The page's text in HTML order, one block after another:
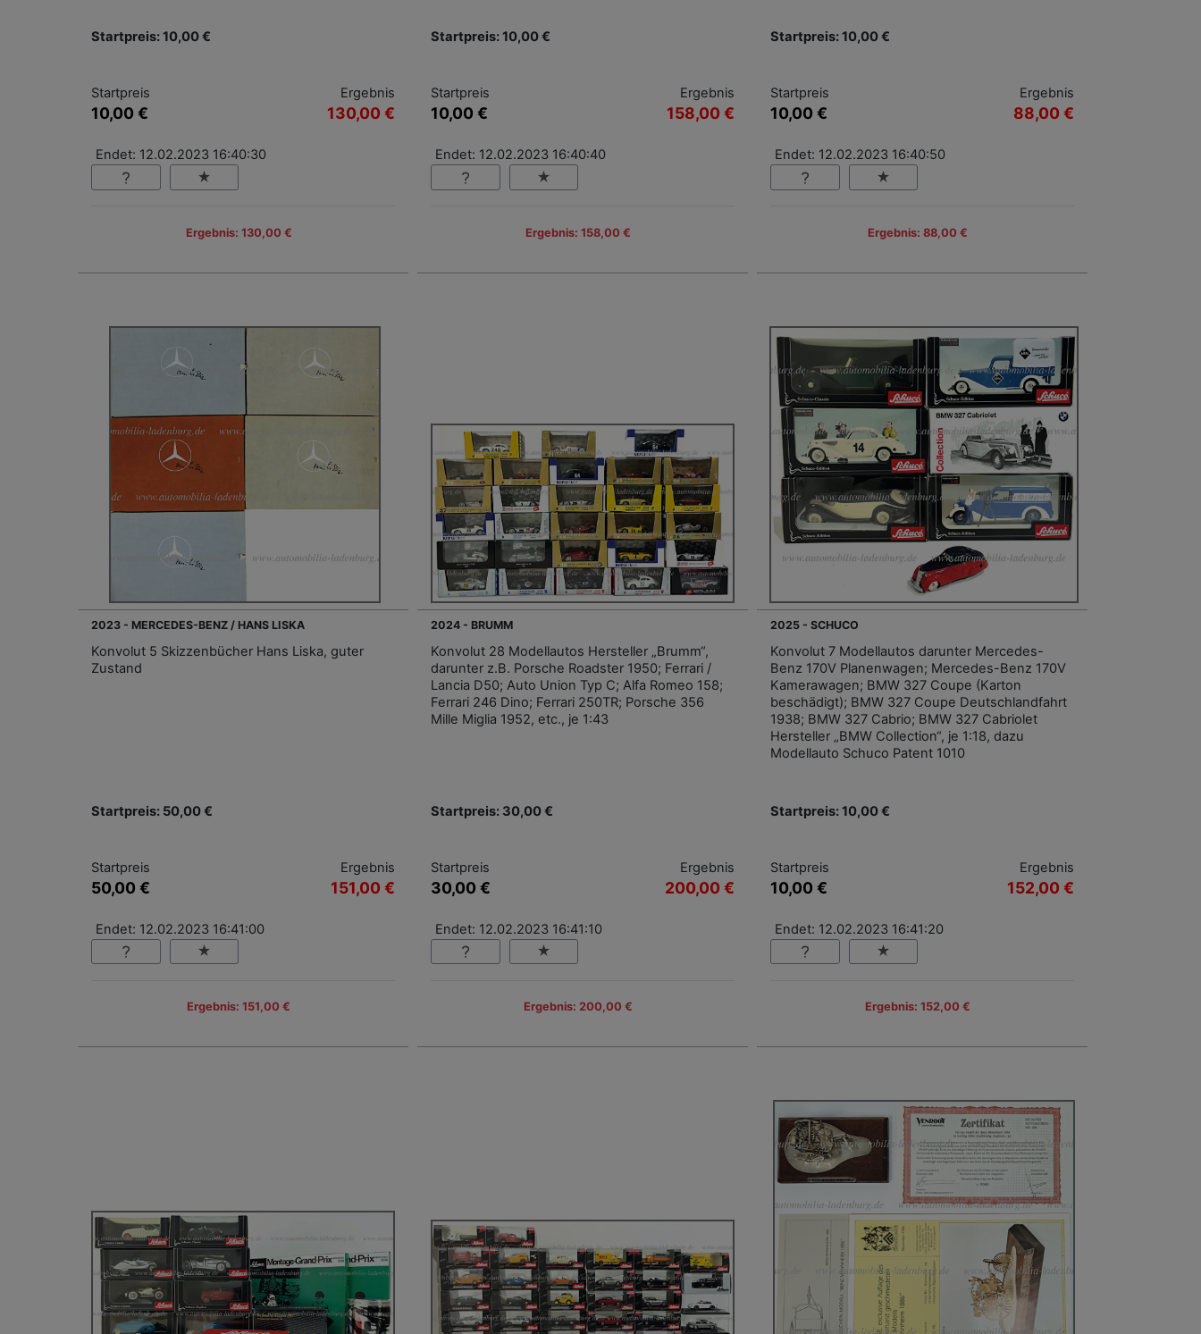
Startpreis: 10,00 €
Startpreis
10,00 €
Ergebnis
130,00 €
Endet: 12.02.2023 16:40:30
Ergebnis: 130,00 €
Startpreis: 10,00 €
Startpreis
10,00 €
Ergebnis
158,00 €
Endet: 12.02.2023 16:40:40
Ergebnis: 158,00 €
Startpreis: 10,00 €
Startpreis
10,00 €
Ergebnis
88,00 €
Endet: 12.02.2023 16:40:50
Ergebnis: 88,00 €
2023 - MERCEDES-BENZ / HANS LISKA
Konvolut 5 Skizzenbücher Hans Liska, guter
Zustand
Startpreis: 50,00 €
Startpreis
50,00 €
Ergebnis
151,00 €
Endet: 12.02.2023 16:41:00
Ergebnis: 151,00 €
2024 - BRUMM
Konvolut 28 Modellautos Hersteller „Brumm“,
darunter z.B. Porsche Roadster 1950; Ferrari /
Lancia D50; Auto Union Typ C; Alfa Romeo 158;
Ferrari 246 Dino; Ferrari 250TR; Porsche 356
Mille Miglia 1952, etc., je 1:43
Startpreis: 30,00 €
Startpreis
30,00 €
Ergebnis
200,00 €
Endet: 12.02.2023 16:41:10
Ergebnis: 200,00 €
2025 - SCHUCO
Konvolut 7 Modellautos darunter Mercedes-
Benz 170V Planenwagen; Mercedes-Benz 170V
Kamerawagen; BMW 327 Coupe (Karton
beschädigt); BMW 327 Coupe Deutschlandfahrt
1938; BMW 327 Cabrio; BMW 327 Cabriolet
Hersteller „BMW Collection“, je 1:18, dazu
Modellauto Schuco Patent 1010
Startpreis: 10,00 €
Startpreis
10,00 €
Ergebnis
152,00 €
Endet: 12.02.2023 16:41:20
Ergebnis: 152,00 €